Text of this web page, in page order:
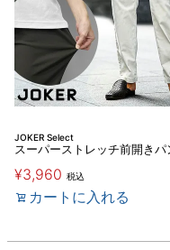
JOKER Select
スーパーストレッチ前開きパ
¥3,960 税込
カートに入れる